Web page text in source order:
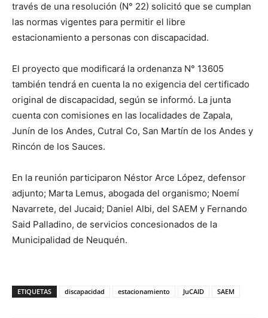
través de una resolución (N° 22) solicitó que se cumplan
las normas vigentes para permitir el libre
estacionamiento a personas con discapacidad.
El proyecto que modificará la ordenanza N° 13605
también tendrá en cuenta la no exigencia del certificado
original de discapacidad, según se informó. La junta
cuenta con comisiones en las localidades de Zapala,
Junín de los Andes, Cutral Co, San Martín de los Andes y
Rincón de los Sauces.
En la reunión participaron Néstor Arce López, defensor
adjunto; Marta Lemus, abogada del organismo; Noemí
Navarrete, del Jucaid; Daniel Albi, del SAEM y Fernando
Said Palladino, de servicios concesionados de la
Municipalidad de Neuquén.
ETIQUETAS discapacidad estacionamiento JuCAID SAEM